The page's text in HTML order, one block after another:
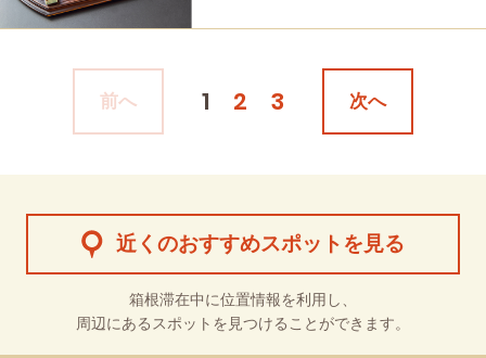
前へ 1 2 3 次へ
近くのおすすめスポットを見る
箱根滞在中に位置情報を利用し、
周辺にあるスポットを見つけることができます。